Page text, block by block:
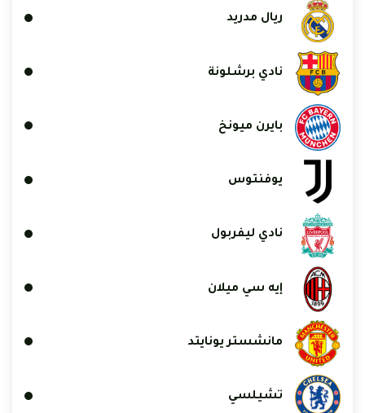
ريال مدريد
نادي برشلونة
بايرن ميونخ
يوفنتوس
نادي ليفربول
إيه سي ميلان
مانشستر يونايتد
تشيلسي